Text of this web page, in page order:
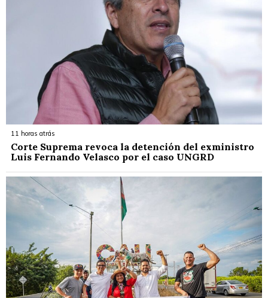
11 horas atrás
Corte Suprema revoca la detención del exministro
Luis Fernando Velasco por el caso UNGRD